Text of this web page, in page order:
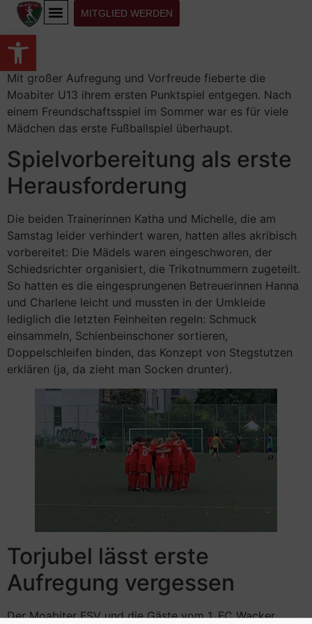
Werkzeugleiste öffnen
MITGLIED WERDEN
Mit großer Aufregung und Vorfreude fieberte die
Moabiter U13 ihrem ersten Punktspiel entgegen. Nach
einem Freundschaftsspiel im Sommer war es für viele
Mädchen das erste Fußballspiel überhaupt.
Spielvorbereitung als erste
Herausforderung
Die beiden Trainerinnen Katha und Michelle, die am
Samstag leider verhindert waren, hatten alles akribisch
vorbereitet: Die Mädels waren eingeschworen, der
Schiedsrichter organisiert, die Trikotnummern zugeteilt.
So hatten es die eingesprungenen Betreuerinnen Hanna
und Charlene leicht und mussten in der Umkleide
lediglich die letzten Feinheiten regeln: Schmuck
einsammeln, Schienbeinschoner sortieren,
Doppelschleifen binden, das Konzept von Stegstutzen
erklären (ja, da zieht man Socken drunter).
Torjubel lässt erste
Aufregung vergessen
Der Moabiter FSV und die Gäste vom 1. FC Wacker